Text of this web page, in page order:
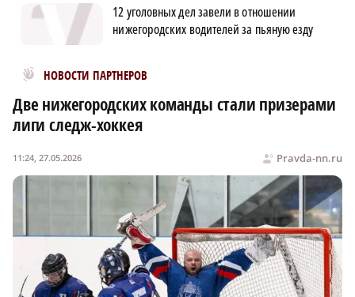
12 уголовных дел завели в отношении
нижегородских водителей за пьяную езду
НОВОСТИ ПАРТНЕРОВ
Новости МирТесен
Две нижегородских команды стали призерами
лиги следж-хоккея
Pravda-nn.ru
11:24, 27.05.2026